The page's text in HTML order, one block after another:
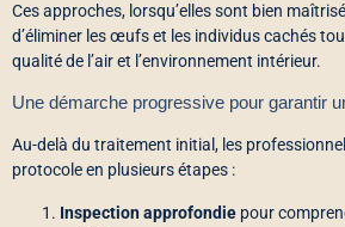
Ces approches, lorsqu’elles sont bien
d’éliminer les œufs et les individus cachés
qualité de l’air et l’environnement intérieur.
Une démarche progressive pour garantir
Au-delà du traitement initial, les
protocole en plusieurs étapes :
Inspection approfondie pour